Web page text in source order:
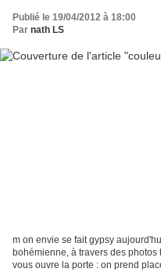
Publié le 19/04/2012 à 18:00
Par nath LS
m on envie se fait gypsy
bohémienne, à travers des photos
vous ouvre la porte : on prend